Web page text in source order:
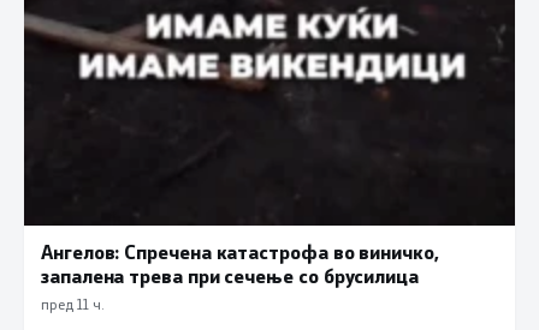
Ангелов: Спречена катастрофа во виничко,
запалена трева при сечење со брусилица
пред 11 ч.